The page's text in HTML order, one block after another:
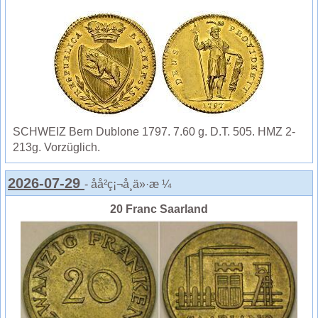
SCHWEIZ Bern Dublone 1797. 7.60 g. D.T. 505. HMZ 2-
213g. Vorzüglich.
2026-07-29 - åå²ç¡¬å¸ä»·æ ¼
20 Franc Saarland